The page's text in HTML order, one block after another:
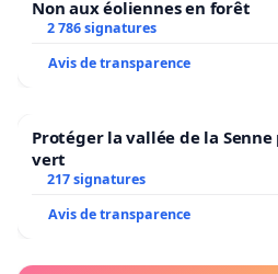
Non aux éoliennes en forêt
2 786 signatures
Avis de transparence
Protéger la vallée de la
vert
217 signatures
Avis de transparence